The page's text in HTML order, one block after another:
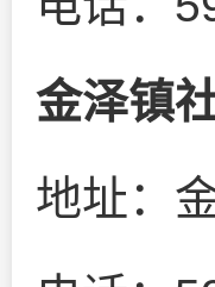
金泽镇
地址：